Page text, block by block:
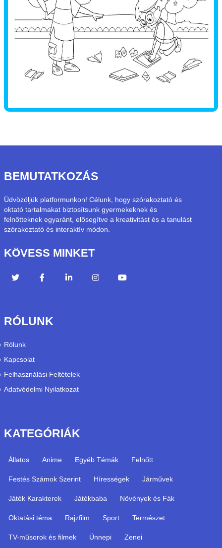
BEMUTATKOZÁS
Üdvözöljük platformunkon! Célunk, hogy szórakoztató és
oktató tartalmakat biztosítsunk gyermekeknek és
felnőtteknek egyaránt, elősegítve a kreativitást és a tanulást
szórakoztató és interaktív módon.
KÖVESS MINKET
RÓLUNK
Rólunk
Kapcsolat
Felhasználási Feltételek
Adatvédelmi Nyilatkozat
KATEGÓRIÁK
Állatos Anime Egyéb Témák Felnőtt
Festés Számok Szerint Hírességek Járművek
Játék Karakterek Játékbaba Növények és Fák
Oktatási téma Rajzfilm Sport Természet
TV-műsorok és filmek Ünnepi Zenei